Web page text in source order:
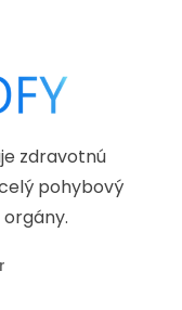
zdravotnú
pohybový